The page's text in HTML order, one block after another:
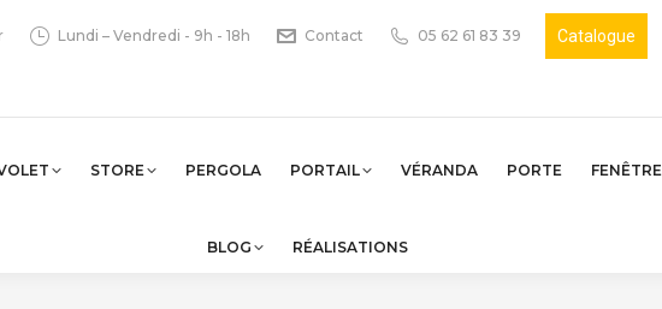
Lundi – Vendredi - 9h - 18h Contact 05 62 61 83 39 Catalogue
STORE PERGOLA PORTAIL VÉRANDA PORTE FENÊTRE
BLOG RÉALISATIONS